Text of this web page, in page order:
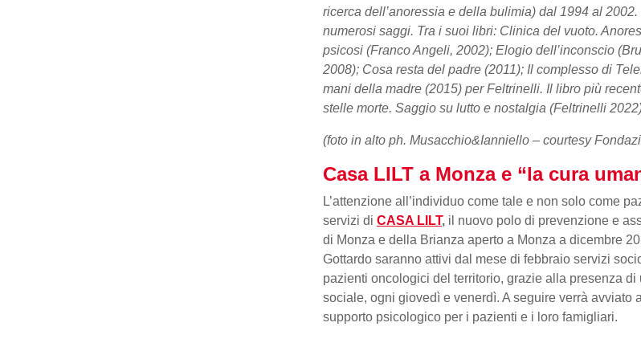
ricerca dell’anoressia e della bulimia) dal 1994 al
numerosi saggi. Tra i suoi libri: Clinica del vuoto.
psicosi (Franco Angeli, 2002); Elogio dell’inconscio
2008); Cosa resta del padre (2011); Il complesso di
mani della madre (2015) per Feltrinelli. Il libro più
stelle morte. Saggio su lutto e nostalgia (Feltrinelli
(foto in alto ph. Musacchio&Ianniello – courtesy
Casa LILT a Monza e “la cura
L’attenzione all’individuo come tale e non solo come
servizi di CASA LILT, il nuovo polo di prevenzione e
di Monza e della Brianza aperto a Monza a dicembre
Gottardo saranno attivi dal mese di febbraio servizi
pazienti oncologici del territorio, grazie alla presenza di
sociale, ogni giovedì e venerdì. A seguire verrà avviato
supporto psicologico per i pazienti e i loro famigliari.